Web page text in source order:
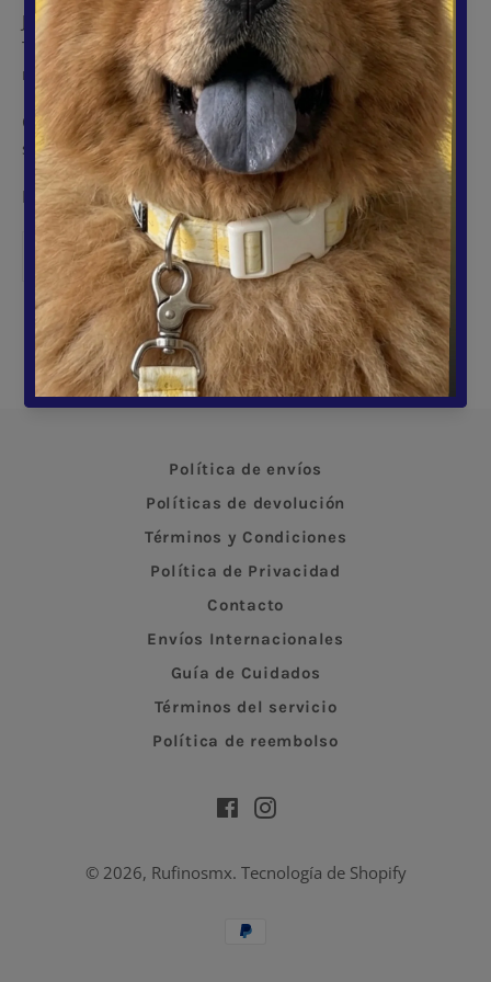
Juguete para mascotas pequeñas con forma de arcoiris
Tela de peluche, con estampado libre de tóxicos para tu
mascota.
Cuenta con chirriador plástico por dentro, que genera
sonido al ser presionado.
Medias aproximadas 18x16cm
CompartirCompartir
en
Facebook
Tuitear
Tuitear
en
Twitter
Hacer pin Pinear
en
Pinterest
Página de inicio
Política de envíos
Políticas de devolución
Términos y Condiciones
Política de Privacidad
Contacto
Envíos Internacionales
Guía de Cuidados
Términos del servicio
Política de reembolso
FacebookInstagram
© 2026, Rufinosmx. Tecnología de Shopify
Métodos
de